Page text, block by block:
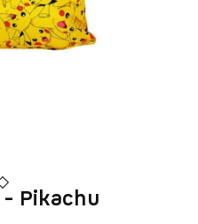
Pikachu